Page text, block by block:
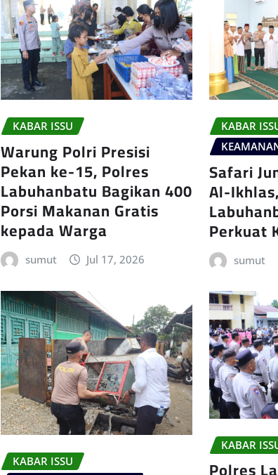
KABAR ISSU
Warung Polri Presisi
Pekan ke-15, Polres
Labuhanbatu Bagikan 400
Porsi Makanan Gratis
kepada Warga
sumut Jul 17, 2026
KABAR
Safari
Al-
Perkuat
sumut
KABAR ISSU
KABAR